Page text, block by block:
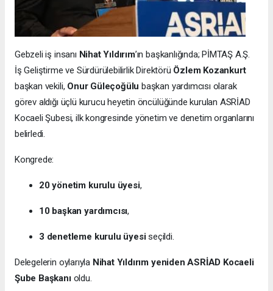
Gebzeli iş insanı Nihat Yıldırım’ın başkanlığında; PİMTAŞ A.Ş.
İş Geliştirme ve Sürdürülebilirlik Direktörü Özlem Kozankurt
başkan vekili, Onur Güleçoğülu başkan yardımcısı olarak
görev aldığı üçlü kurucu heyetin öncülüğünde kurulan ASRİAD
Kocaeli Şubesi, ilk kongresinde yönetim ve denetim organlarını
belirledi.
Kongrede:
20 yönetim kurulu üyesi,
10 başkan yardımcısı,
3 denetleme kurulu üyesiseçildi.
Delegelerin oylarıyla Nihat Yıldırım yeniden ASRİAD Kocaeli
Şube Başkanıoldu.